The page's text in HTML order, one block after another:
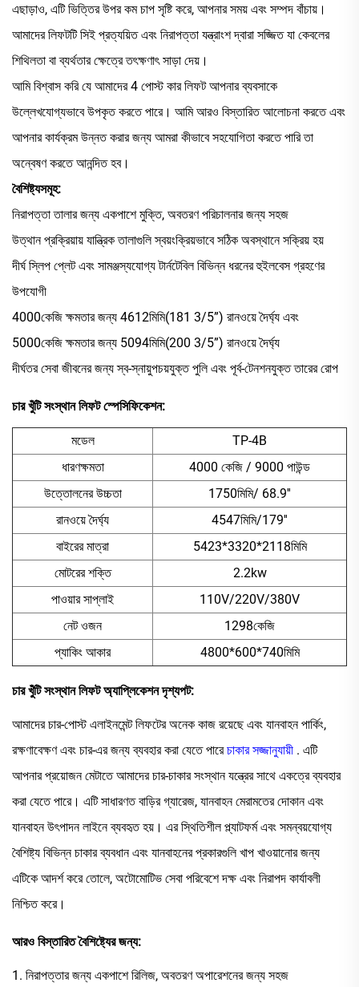
এছাড়াও, এটি ভিত্তির উপর কম চাপ সৃষ্টি করে, আপনার সময় এবং সম্পদ বাঁচায়।
আমাদের লিফটটি সিই প্রত্যয়িত এবং নিরাপত্তা যন্ত্রাংশ দ্বারা সজ্জিত যা কেবলের
শিথিলতা বা ব্যর্থতার ক্ষেত্রে তৎক্ষণাৎ সাড়া দেয়।
আমি বিশ্বাস করি যে আমাদের 4 পোস্ট কার লিফট আপনার ব্যবসাকে
উল্লেখযোগ্যভাবে উপকৃত করতে পারে। আমি আরও বিস্তারিত আলোচনা করতে এবং
আপনার কার্যক্রম উন্নত করার জন্য আমরা কীভাবে সহযোগিতা করতে পারি তা
অন্বেষণ করতে আনন্দিত হব।
বৈশিষ্ট্যসমূহ:
নিরাপত্তা তালার জন্য একপাশে মুক্তি, অবতরণ পরিচালনার জন্য সহজ
উত্থান প্রক্রিয়ায় যান্ত্রিক তালাগুলি স্বয়ংক্রিয়ভাবে সঠিক অবস্থানে সক্রিয় হয়
দীর্ঘ স্লিপ প্লেট এবং সামঞ্জস্যযোগ্য টার্নটেবিল বিভিন্ন ধরনের হুইলবেস গ্রহণের
উপযোগী
4000কেজি ক্ষমতার জন্য 4612মিমি(181 3/5”) রানওয়ে দৈর্ঘ্য এবং
5000কেজি ক্ষমতার জন্য 5094মিমি(200 3/5”) রানওয়ে দৈর্ঘ্য
দীর্ঘতর সেবা জীবনের জন্য স্ব-স্নায়ুপচয়যুক্ত পুলি এবং পূর্ব-টেনশনযুক্ত তারের রোপ
চার খুঁটি সংস্থান লিফটস্পেসিফিকেশন:
মডেল
TP-4B
ধারণক্ষমতা
4000 কেজি / 9000 পাউন্ড
উত্তোলনের উচ্চতা
1750মিমি/ 68.9''
রানওয়ে দৈর্ঘ্য
4547মিমি/179''
বাইরের মাত্রা
5423*3320*2118মিমি
মোটরের শক্তি
2.2kw
পাওয়ার সাপ্লাই
110V/220V/380V
নেট ওজন
1298কেজি
প্যাকিং আকার
4800*600*740মিমি
চার খুঁটি সংস্থান লিফটঅ্যাপ্লিকেশন দৃশ্যপট:
আমাদের চার-পোস্ট এলাইনমেন্ট লিফটের অনেক কাজ রয়েছে এবং যানবাহন পার্কিং,
রক্ষণাবেক্ষণ এবং চার-এর জন্য ব্যবহার করা যেতে পারেচাকার সজ্জানুযায়ী . এটি
আপনার প্রয়োজন মেটাতে আমাদের চার-চাকার সংস্থান যন্ত্রের সাথে একত্রে ব্যবহার
করা যেতে পারে। এটি সাধারণত বাড়ির গ্যারেজ, যানবাহন মেরামতের দোকান এবং
যানবাহন উৎপাদন লাইনে ব্যবহৃত হয়। এর স্থিতিশীল প্ল্যাটফর্ম এবং সমন্বয়যোগ্য
বৈশিষ্ট্য বিভিন্ন চাকার ব্যবধান এবং যানবাহনের প্রকারগুলি খাপ খাওয়ানোর জন্য
এটিকে আদর্শ করে তোলে, অটোমোটিভ সেবা পরিবেশে দক্ষ এবং নিরাপদ কার্যাবলী
নিশ্চিত করে।
আরও বিস্তারিত বৈশিষ্ট্যের জন্য:
1. নিরাপত্তার জন্য একপাশে রিলিজ, অবতরণ অপারেশনের জন্য সহজ